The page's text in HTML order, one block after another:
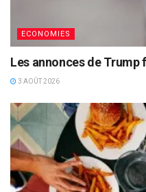
ECONOMIES
Les annonces de
3 AOÛT 2026